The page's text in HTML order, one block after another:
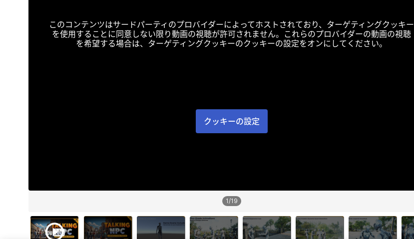
このコンテンツはサードパーティのプロバイダーによってホストされており、ターゲティングクッキー
を使用することに同意しない限り動画の視聴が許可されません。これらのプロバイダーの動画の視聴
を希望する場合は、ターゲティングクッキーのクッキーの設定をオンにしてください。
クッキーの設定
1/19